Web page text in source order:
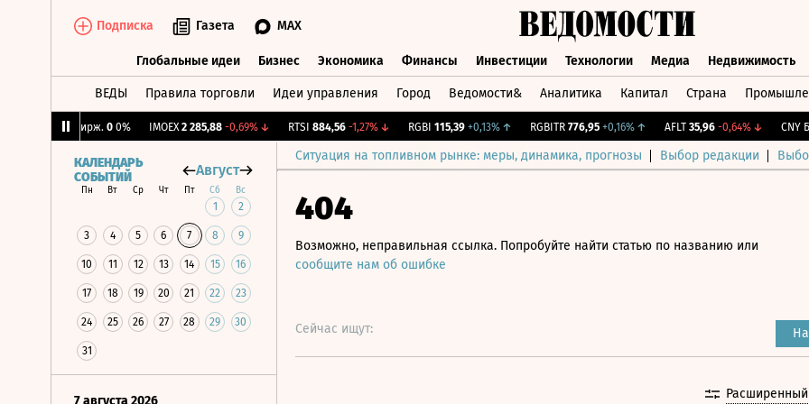
Подписка Газета MAX
Глобальные идеи Бизнес Экономика Финансы Инвестиции Технологии Медиа Недвижимость
ВЕДЫ Правила торговли Идеи управления Город Ведомости& Аналитика Капитал Страна
CNY Бирж. 0 0% IMOEX 2 285,88 -0,69%↓ RTSI 884,56 -1,27%↓ RGBI 115,39 +0,13% ↑ RGBITR 776,95 +0,16% ↑ AFLT 35,96 -0,64%↓ CNY
Ситуация на топливном рынке: меры, динамика, прогнозы Выбор редакции
КАЛЕНДАРЬ
СОБЫТИЙ
Август
Пн Вт Ср Чт Пт Сб Вс
1 2
3 4 5 6 7 8 9
10 11 12 13 14 15 16
17 18 19 20 21 22 23
24 25 26 27 28 29 30
31
7 августа 2026
404
Возможно, неправильная ссылка. Попробуйте найти статью по названию или
сообщите нам об ошибке
Сейчас ищут: